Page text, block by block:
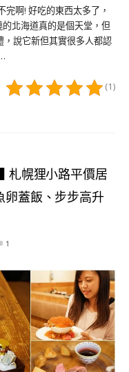
啊! 好吃的東西太多了，
北海道真的是個天堂，但
說它新但其實很多人都認
(1)
札幌狸小路平價居
卵蓋飯、步步高升
1